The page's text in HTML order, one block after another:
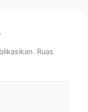
Ruas